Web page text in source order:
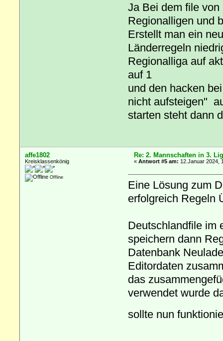
Ja Bei dem file
Regionalligen und
Erstellt man ein
Länderregeln
Regionalliga auf
auf 1
und den hacken
nicht aufsteigen"
starten steht dann
affe1802
Kreisklassenkönig
Offline
Re: 2. Mannschaften in 3.
«Antwort #5 am: 12.Januar 2024,
Eine Lösung zum
erfolgreich Regeln
Deutschlandfile im
speichern dann
Datenbank
Editordaten
das
verwendet wurde
sollte nun